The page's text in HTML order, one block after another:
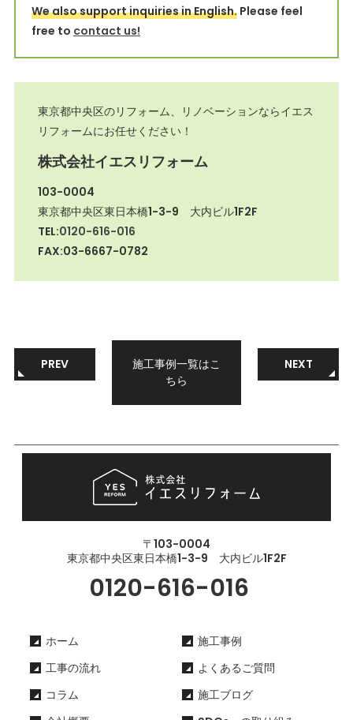
We also support inquiries in English.Please feel
free to contact us!
東京都中央区のリフォーム、リノベーションならイエス
リフォームにお任せください！
株式会社イエスリフォーム
103-0004
東京都中央区東日本橋1-3-9 大内ビル1F2F
TEL:0120-616-016
FAX:03-6667-0782
PREV
施工事例一覧はこ
ちら
NEXT
〒103-0004
東京都中央区東日本橋1-3-9 大内ビル1F2F
0120-616-016
ホーム
施工事例
工事の流れ
よくあるご質問
コラム
施工ブログ